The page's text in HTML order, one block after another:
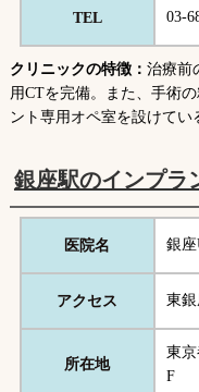
TEL 03-
クリニックの特徴： 治療前
用CTを完備。また、手術
ント専用オペ室を設けてい
銀座駅のインプラ
医院名 銀
アクセス 東
所在地
東
F